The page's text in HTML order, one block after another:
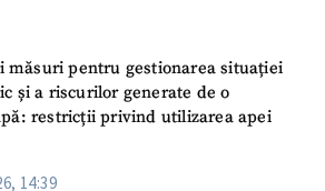
măsuri pentru gestionarea situației
și a riscurilor generate de o
restricții privind utilizarea apei
14:39